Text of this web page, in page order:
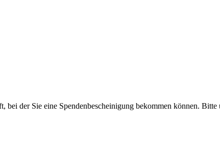
bei der Sie eine Spendenbescheinigung bekommen können. Bitte